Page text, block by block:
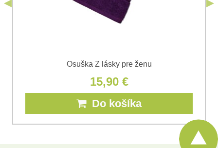
Osuška Z lásky pre ženu
15,90 €
Do košíka